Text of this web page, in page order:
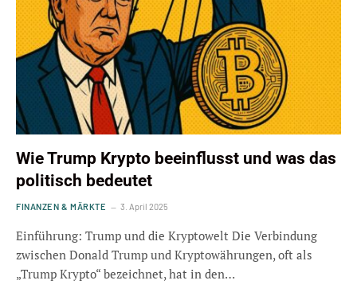
Wie Trump Krypto beeinflusst und was das
politisch bedeutet
FINANZEN & MÄRKTE 3. April 2025
Einführung: Trump und die Kryptowelt Die Verbindung
zwischen Donald Trump und Kryptowährungen, oft als
„Trump Krypto“ bezeichnet, hat in den…